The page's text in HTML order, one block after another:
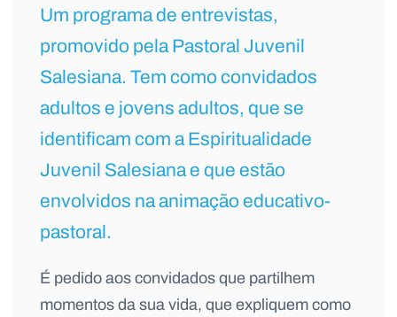
Um programa de entrevistas,
promovido pela Pastoral Juvenil
Salesiana. Tem como convidados
adultos e jovens adultos, que se
identificam com a Espiritualidade
Juvenil Salesiana e que estão
envolvidos na animação educativo-
pastoral.
É pedido aos convidados que partilhem
momentos da sua vida, que expliquem como